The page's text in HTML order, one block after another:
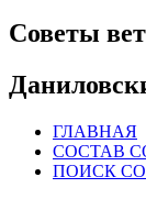
Советы
ГЛАВНАЯ
СОСТАВ
ПОИСК